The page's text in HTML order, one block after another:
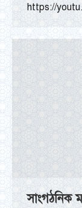
https://
সাংগঠনিক